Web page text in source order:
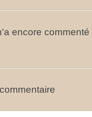
encore commenté